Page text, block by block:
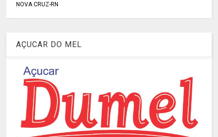
NOVA CRUZ-RN
AÇUCAR DO MEL